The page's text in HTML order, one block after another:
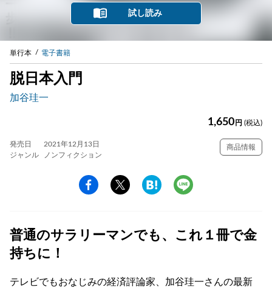
試し読み
単行本 電子書籍
脱日本入門
加谷珪一
1,650 円 (税込)
発売日
2021年12月13日
ジャンル
ノンフィクション
商品情報
普通のサラリーマンでも、これ１冊で金
持ちに！
テレビでもおなじみの経済評論家、加谷珪一さんの最新